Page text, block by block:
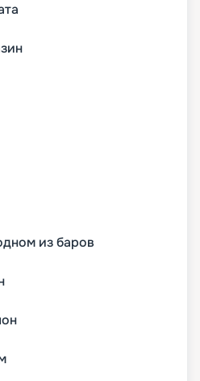
из баров